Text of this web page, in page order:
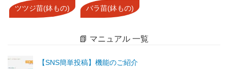
ツツジ苗(鉢もの) バラ苗(鉢もの)
📗 マニュアル 一覧
【SNS簡単投稿】機能のご紹介